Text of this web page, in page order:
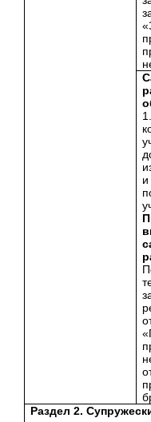
Раздел 2.